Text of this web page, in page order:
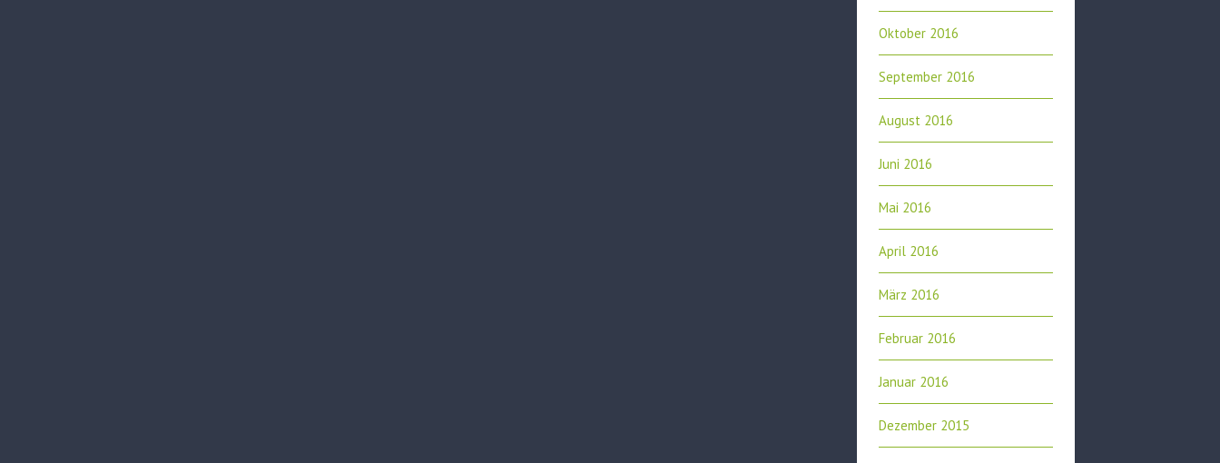
Oktober 2016
September 2016
August 2016
Juni 2016
Mai 2016
April 2016
März 2016
Februar 2016
Januar 2016
Dezember 2015